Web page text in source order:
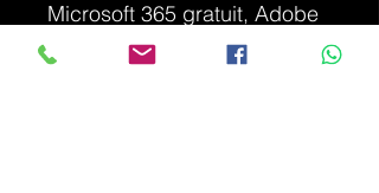
Microsoft 365 gratuit, Adobe
Reader, Google Chrome,
Microsoft Edge, Teams, VLC+